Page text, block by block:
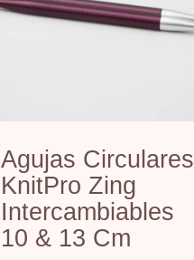
Agujas Circulares
KnitPro Zing
Intercambiables
10 & 13 Cm